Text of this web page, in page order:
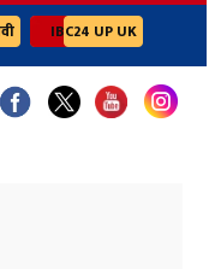
×
Channels
IBC24 UP UK